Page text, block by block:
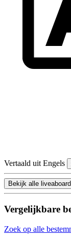
Vertaald uit Engels
Bekijk alle
Vergelijkbare
Zoek op alle